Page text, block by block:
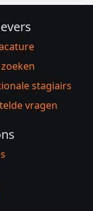
stagiairs
vragen